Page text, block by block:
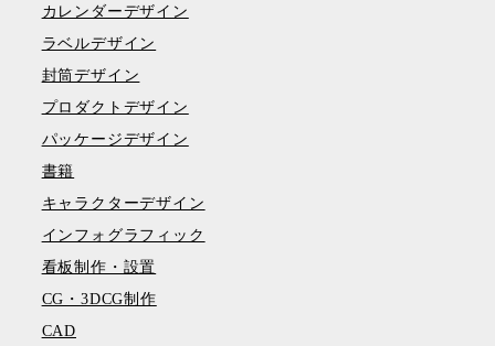
カレンダーデザイン
ラベルデザイン
封筒デザイン
プロダクトデザイン
パッケージデザイン
書籍
キャラクターデザイン
インフォグラフィック
看板制作・設置
CG・3DCG制作
CAD